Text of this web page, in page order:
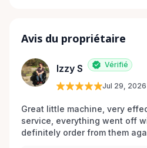
Avis du propriétaire
Izzy S Vérifié
Jul 29, 2026
Great little machine, very
service, everything went off
definitely order from them